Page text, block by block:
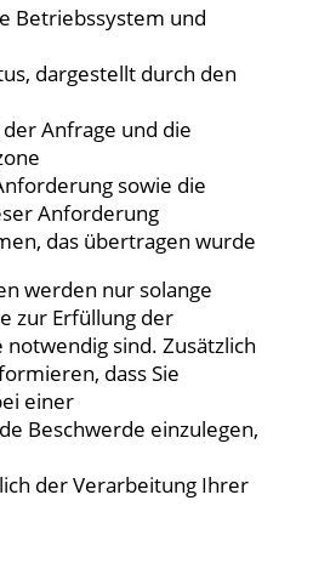
Betriebssystem und
dargestellt durch den
Anfrage und die
sowie die
Anforderung
das übertragen wurde
werden nur solange
zur Erfüllung der
sind. Zusätzlich
dass Sie
einer
Beschwerde einzulegen,
der Verarbeitung Ihrer